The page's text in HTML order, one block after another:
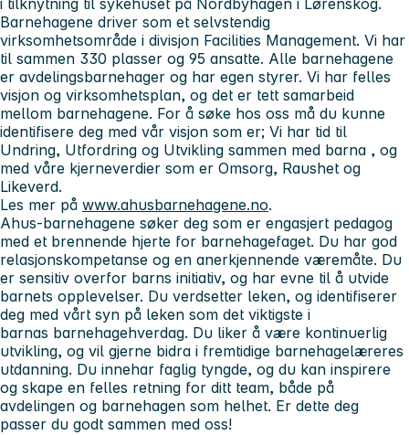
i tilknytning til sykehuset på Nordbyhagen i Lørenskog.
Barnehagene driver som et selvstendig
virksomhetsområde i divisjon Facilities Management. Vi har
til sammen 330 plasser og 95 ansatte. Alle barnehagene
er avdelingsbarnehager og har egen styrer. Vi har felles
visjon og virksomhetsplan, og det er tett samarbeid
mellom barnehagene. For å søke hos oss må du kunne
identifisere deg med vår visjon som er; Vi har tid til
Undring, Utfordring og Utvikling sammen med barna , og
med våre kjerneverdier som er Omsorg, Raushet og
Likeverd.
Les mer på www.ahusbarnehagene.no.
Ahus-barnehagene søker deg som er engasjert pedagog
med et brennende hjerte for barnehagefaget. Du har god
relasjonskompetanse og en anerkjennende væremåte. Du
er sensitiv overfor barns initiativ, og har evne til å utvide
barnets opplevelser. Du verdsetter leken, og identifiserer
deg med vårt syn på leken som det viktigste i
barnas barnehagehverdag. Du liker å være kontinuerlig
utvikling, og vil gjerne bidra i fremtidige barnehagelæreres
utdanning. Du innehar faglig tyngde, og du kan inspirere
og skape en felles retning for ditt team, både på
avdelingen og barnehagen som helhet. Er dette deg
passer du godt sammen med oss!